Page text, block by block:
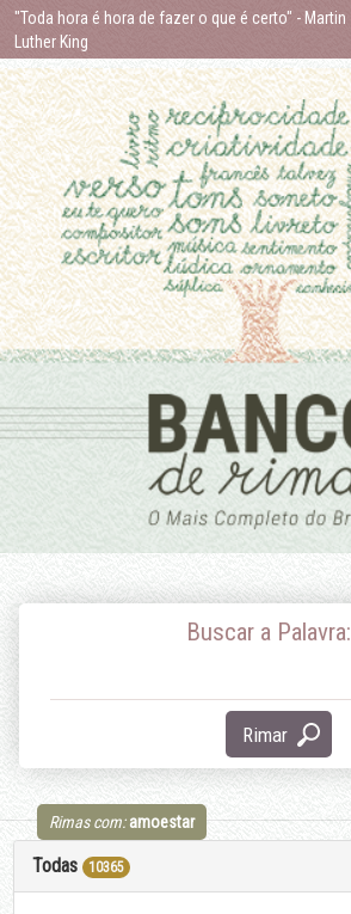
Skip
content
"Toda hora é hora de fazer o que é certo" - Martin
Luther King
Buscar a Palavra:
Rimar
Rimas com: amoestar
Todas 10365